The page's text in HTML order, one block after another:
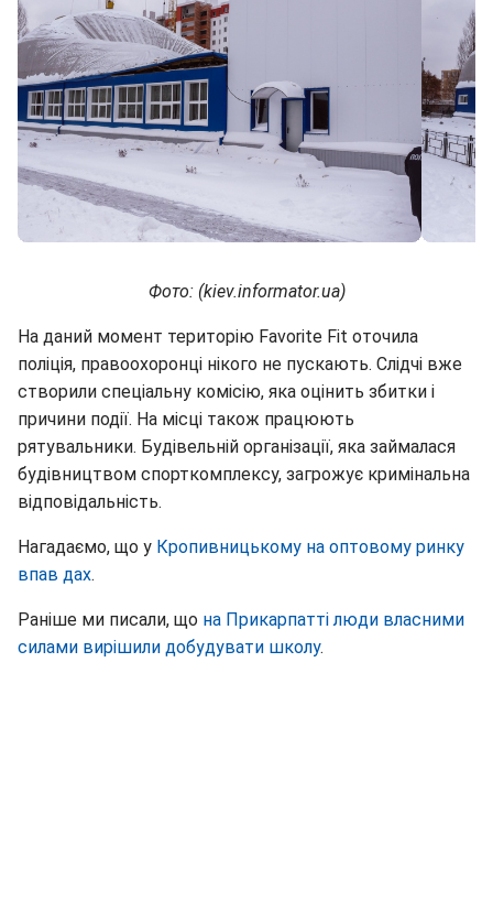
Фото: (kiev.informator.ua)
На даний момент територію Favorite Fit оточила
поліція, правоохоронці нікого не пускають. Слідчі вже
створили спеціальну комісію, яка оцінить збитки і
причини події. На місці також працюють
рятувальники. Будівельній організації, яка займалася
будівництвом спорткомплексу, загрожує кримінальна
відповідальність.
Нагадаємо, що у Кропивницькому на оптовому ринку
впав дах.
Раніше ми писали, що на Прикарпатті люди власними
силами вирішили добудувати школу.